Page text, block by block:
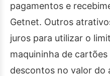
pagamentos e
Getnet. Outros
juros para utilizar o
maquininha de
descontos no valor do